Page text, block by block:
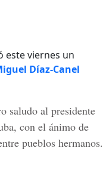
este viernes un
Díaz-Canel
saludo al presidente
con el ánimo de
pueblos hermanos.